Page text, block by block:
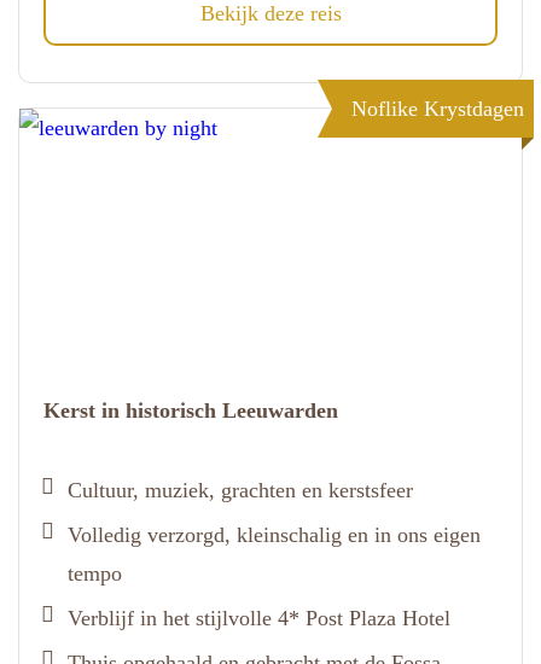
Bekijk deze reis
Noflike Krystdagen
Kerst in historisch Leeuwarden
Cultuur, muziek, grachten en kerstsfeer
Volledig verzorgd, kleinschalig en in ons eigen
tempo
Verblijf in het stijlvolle 4* Post Plaza Hotel